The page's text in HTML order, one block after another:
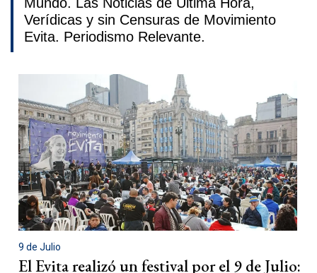
Verídicas y sin Censuras de Movimiento
Evita. Periodismo Relevante.
9 de Julio
El Evita realizó un festival por el 9 de Julio: